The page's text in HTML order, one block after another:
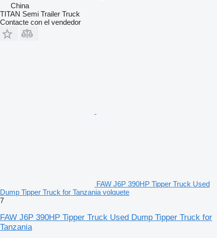
China
TITAN Semi Trailer Truck
Contacte con el vendedor
FAW J6P 390HP Tipper Truck Used
Dump Tipper Truck for Tanzania volquete
7
FAW J6P 390HP Tipper Truck Used Dump Tipper Truck for
Tanzania